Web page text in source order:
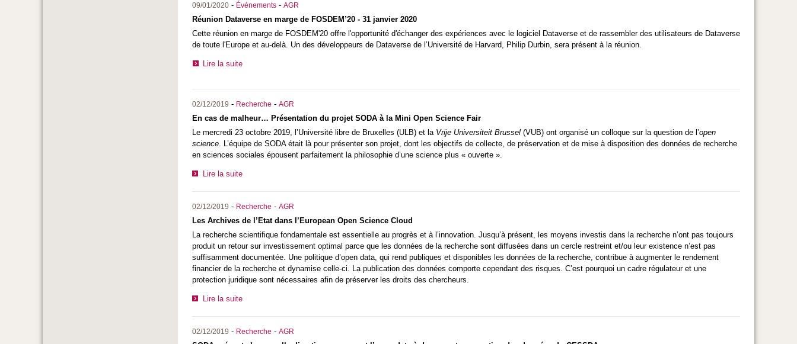
09/01/2020 - Événements - AGR
Réunion Dataverse en marge de FOSDEM’20 - 31 janvier 2020
Cette réunion en marge de FOSDEM'20 offre l'opportunité d'échanger des expériences avec le logiciel Dataverse et de rassembler des utilisateurs de Dataverse
de toute l'Europe et au-delà. Un des développeurs de Dataverse de l’Université de Harvard, Philip Durbin, sera présent à la réunion.
Lire la suite
02/12/2019 - Recherche - AGR
En cas de malheur… Présentation du projet SODA à la Mini Open Science Fair
Le mercredi 23 octobre 2019, l’Université libre de Bruxelles (ULB) et la Vrije Universiteit Brussel (VUB) ont organisé un colloque sur la question de l’open
science . L’équipe de SODA était là pour présenter son projet, dont les objectifs de collecte, de préservation et de mise à disposition des données de recherche
en sciences sociales épousent parfaitement la philosophie d’une science plus « ouverte ».
Lire la suite
02/12/2019 - Recherche - AGR
Les Archives de l’Etat dans l’European Open Science Cloud
La recherche scientifique fondamentale est essentielle au progrès et à l’innovation. Jusqu’à présent, les moyens investis dans la recherche n’ont pas toujours
produit un retour sur investissement optimal parce que les données de la recherche sont diffusées dans un cercle restreint et/ou leur existence n’est pas
suffisamment documentée. Une politique d’open data, qui rend publiques et disponibles les données de la recherche, contribue à augmenter le rendement
financier de la recherche et dynamise celle-ci. La publication des données comporte cependant des risques. C’est pourquoi un cadre régulateur et une
protection juridique sont nécessaires afin de préserver les droits des chercheurs.
Lire la suite
02/12/2019 - Recherche - AGR